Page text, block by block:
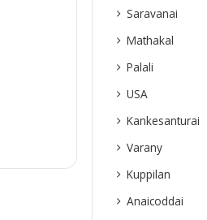
Saravanai
Mathakal
Palali
USA
Kankesanturai
Varany
Kuppilan
Anaicoddai